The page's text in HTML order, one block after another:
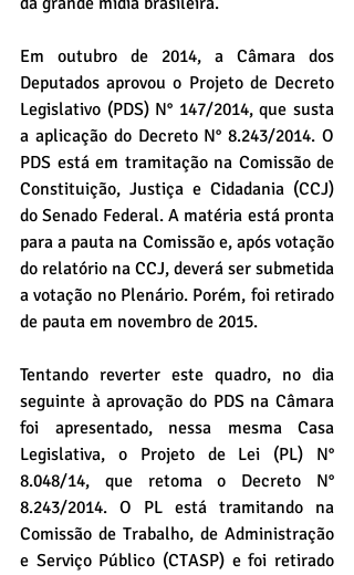
Em outubro de 2014, a Câmara dos
Deputados aprovou o Projeto de Decreto
Legislativo (PDS) N° 147/2014, que susta
a aplicação do Decreto N° 8.243/2014. O
PDS está em tramitação na Comissão de
Constituição, Justiça e Cidadania (CCJ)
do Senado Federal. A matéria está pronta
para a pauta na Comissão e, após votação
do relatório na CCJ, deverá ser submetida
a votação no Plenário. Porém, foi retirado
de pauta em novembro de 2015.
Tentando reverter este quadro, no dia
seguinte à aprovação do PDS na Câmara
foi apresentado, nessa mesma Casa
Legislativa, o Projeto de Lei (PL) N°
8.048/14, que retoma o Decreto N°
8.243/2014. O PL está tramitando na
Comissão de Trabalho, de Administração
e Serviço Público (CTASP) e foi retirado